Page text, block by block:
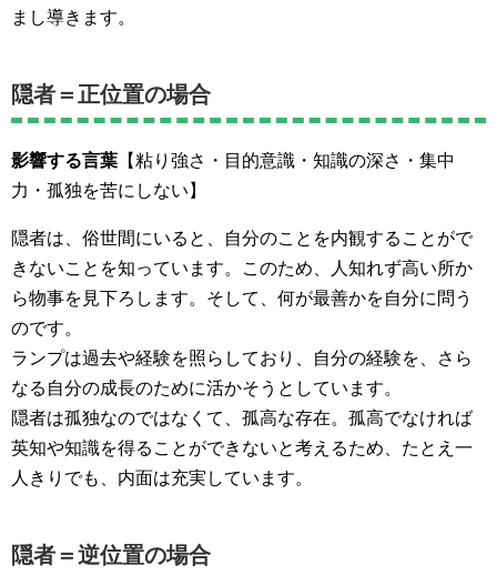
まし導きます。
隠者＝正位置の場合
影響する言葉 【粘り強さ・目的意識・知識の深さ・集中
力・孤独を苦にしない】
隠者は、俗世間にいると、自分のことを内観することがで
きないことを知っています。このため、人知れず高い所か
ら物事を見下ろします。そして、何が最善かを自分に問う
のです。
ランプは過去や経験を照らしており、自分の経験を、さら
なる自分の成長のために活かそうとしています。
隠者は孤独なのではなくて、孤高な存在。孤高でなければ
英知や知識を得ることができないと考えるため、たとえ一
人きりでも、内面は充実しています。
隠者＝逆位置の場合